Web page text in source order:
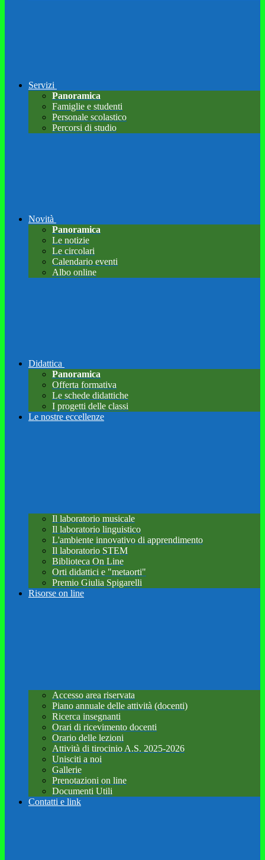
Servizi
Panoramica
Famiglie e studenti
Personale scolastico
Percorsi di studio
Novità
Panoramica
Le notizie
Le circolari
Calendario eventi
Albo online
Didattica
Panoramica
Offerta formativa
Le schede didattiche
I progetti delle classi
Le nostre eccellenze
Il laboratorio musicale
Il laboratorio linguistico
L'ambiente innovativo di apprendimento
Il laboratorio STEM
Biblioteca On Line
Orti didattici e "metaorti"
Premio Giulia Spigarelli
Risorse on line
Accesso area riservata
Piano annuale delle attività (docenti)
Ricerca insegnanti
Orari di ricevimento docenti
Orario delle lezioni
Attività di tirocinio A.S. 2025-2026
Unisciti a noi
Gallerie
Prenotazioni on line
Documenti Utili
Contatti e link